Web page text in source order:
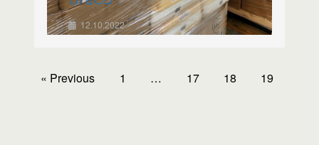
12.10.2022
« Previous 1 … 17 18 19